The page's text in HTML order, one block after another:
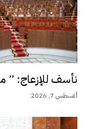
نأسف للإزعاج: ”
أغسطس 7, 2026